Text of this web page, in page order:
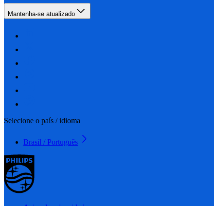
Mantenha-se atualizado
Selecione o país / idioma
Brasil / Português